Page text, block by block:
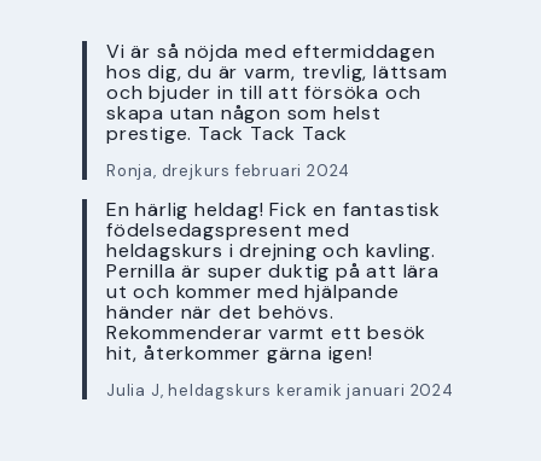
Vi är så nöjda med eftermiddagen
hos dig, du är varm, trevlig, lättsam
och bjuder in till att försöka och
skapa utan någon som helst
prestige. Tack Tack Tack
Ronja, drejkurs februari 2024
En härlig heldag! Fick en fantastisk
födelsedagspresent med
heldagskurs i drejning och kavling.
Pernilla är super duktig på att lära
ut och kommer med hjälpande
händer när det behövs.
Rekommenderar varmt ett besök
hit, återkommer gärna igen!
Julia J, heldagskurs keramik januari 2024